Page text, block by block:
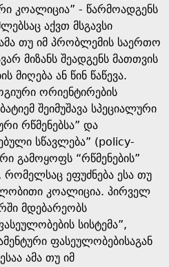
კოალიცია” - წარმოადგენს
აქვთ მსგავსი
თუ იმ პრობლემის საერთო
მიზანს შეადგენს მათთვის
მიღება ან წინ წაწევა.
ორიენტირების
შეიმუშავა სპეციალური
რწმენებსა” და
სწავლება” (policy-
გამოყოფს “რწმენების”
ეფუძნება ესა თუ
კოალიცია. პირველ
მდებარეობს
სისტემა”,
ფასეულობებისაგან
ამა თუ იმ